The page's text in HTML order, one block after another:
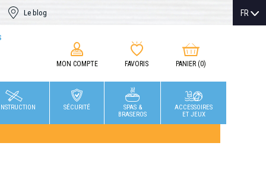
Le blog FR
MON COMPTE FAVORIS PANIER (0)
SÉCURITÉ
SPAS &
BRASEROS
ACCESSOIRES
ET JEUX